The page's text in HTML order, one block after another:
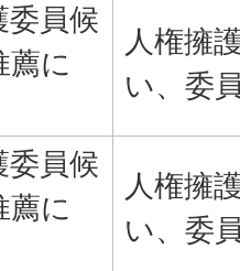
委員候
薦に
人権擁
い、委
委員候
薦に
人権擁
い、委